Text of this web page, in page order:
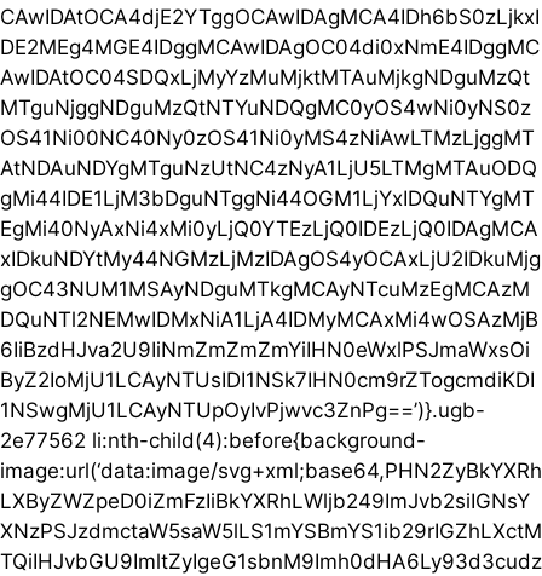
CAwIDAtOCA4djE2YTggOCAwIDAgMCA4IDh6bS0zLjkxI
DE2MEg4MGE4IDggMCAwIDAgOC04di0xNmE4IDggMC
AwIDAtOC04SDQxLjMyYzMuMjktMTAuMjkgNDguMzQt
MTguNjggNDguMzQtNTYuNDQgMC0yOS4wNi0yNS0z
OS41Ni00NC40Ny0zOS41Ni0yMS4zNiAwLTMzLjggMT
AtNDAuNDYgMTguNzUtNC4zNyA1LjU5LTMgMTAuODQ
gMi44IDE1LjM3bDguNTggNi44OGM1LjYxIDQuNTYgMT
EgMi40NyAxNi4xMi0yLjQ0YTEzLjQ0IDEzLjQ0IDAgMCA
xIDkuNDYtMy44NGMzLjMzIDAgOS4yOCAxLjU2IDkuMjg
gOC43NUM1MSAyNDguMTkgMCAyNTcuMzEgMCAzM
DQuNTl2NEMwIDMxNiA1LjA4IDMyMCAxMi4wOSAzMjB
6IiBzdHJva2U9IiNmZmZmZmYiIHN0eWxlPSJmaWxsOi
ByZ2IoMjU1LCAyNTUsIDI1NSk7IHN0cm9rZTogcmdiKDI
1NSwgMjU1LCAyNTUpOyIvPjwvc3ZnPg==’)}.ugb-
2e77562 li:nth-child(4):before{background-
image:url(‘data:image/svg+xml;base64,PHN2ZyBkYXRh
LXByZWZpeD0iZmFzIiBkYXRhLWljb249ImJvb2siIGNsY
XNzPSJzdmctaW5saW5lLS1mYSBmYS1ib29rIGZhLXctM
TQiIHJvbGU9ImltZyIgeG1sbnM9Imh0dHA6Ly93d3cudz